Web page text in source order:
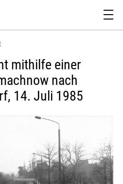
mithilfe einer
nach
14. Juli 1985